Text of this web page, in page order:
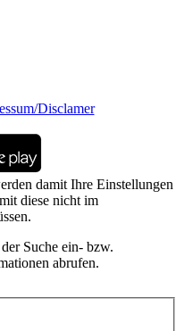
Disclamer
damit Ihre Einstellungen
diese nicht im
Suche ein- bzw.
abrufen.